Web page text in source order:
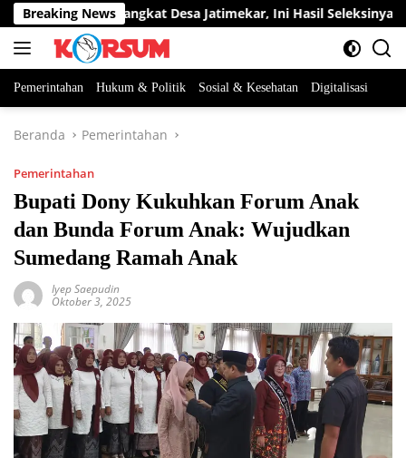
Langsung
ke
konten
Breaking News
Jabatan Perangkat Desa Jatimekar, Ini Hasil Seleksinya
Pemerintahan Hukum & Politik Sosial & Kesehatan Digitalisasi
Beranda Pemerintahan
Pemerintahan
Bupati Dony Kukuhkan Forum Anak
dan Bunda Forum Anak: Wujudkan
Sumedang Ramah Anak
Iyep Saepudin
Oktober 3, 2025